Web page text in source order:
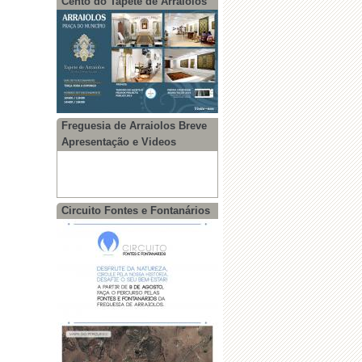
·Edital - Assembleia de Freguesia
Freguesia de Arraiolos Breve
Apresentação e Videos
Circuito Fontes e Fontanários